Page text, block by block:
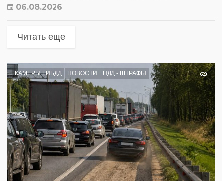
06.08.2026
Читать еще
КАМЕРЫ ГИБДД НОВОСТИ ПДД - ШТРАФЫ